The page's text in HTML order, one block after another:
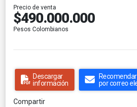
Precio de venta
$490.000.000
Pesos Colombianos
Descargar
información
por correo
Compartir